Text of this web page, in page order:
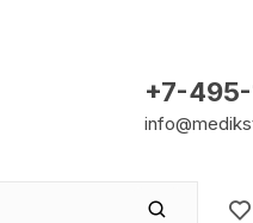
+7-